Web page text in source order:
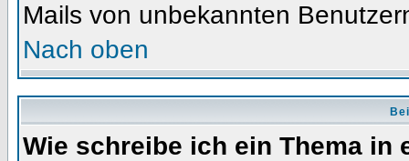
Mails von unbekannten
Nach oben
Wie schreibe ich ein Thema in